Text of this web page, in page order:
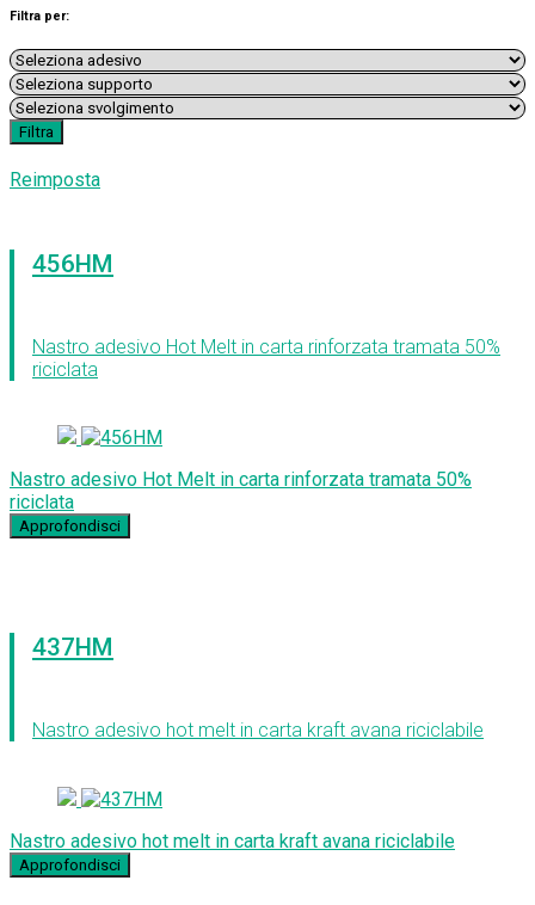
Filtra per:
Reimposta
456HM
Nastro adesivo Hot Melt in carta rinforzata tramata 50%
riciclata
Nastro adesivo Hot Melt in carta rinforzata tramata 50%
riciclata
Approfondisci
437HM
Nastro adesivo hot melt in carta kraft avana riciclabile
Nastro adesivo hot melt in carta kraft avana riciclabile
Approfondisci